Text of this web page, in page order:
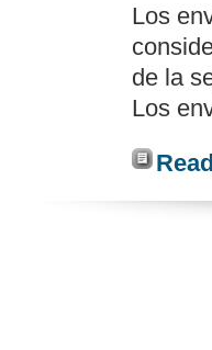
Los
de la
Los